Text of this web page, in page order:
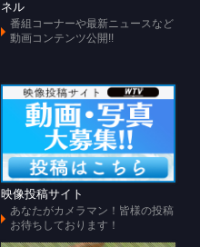
ネル
番組コーナーや最新ニュースなど
動画コンテンツ公開!!
映像投稿サイト
あなたがカメラマン！皆様の投稿
お待ちしております！